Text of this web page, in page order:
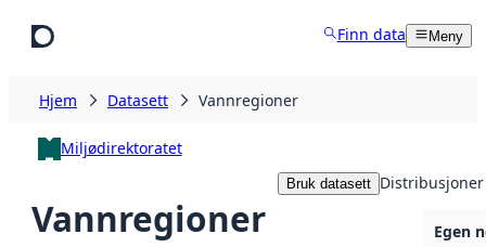
Finn data Meny
Hjem Datasett Vannregioner
Miljødirektoratet
Vannregioner
Bruk datasett Distribusjoner
Egen